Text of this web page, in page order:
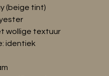
(beige tint)
wollige textuur
identiek